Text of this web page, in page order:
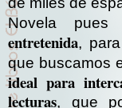
Novela pues
entretenida,
que buscamos
ideal para
lecturas, que